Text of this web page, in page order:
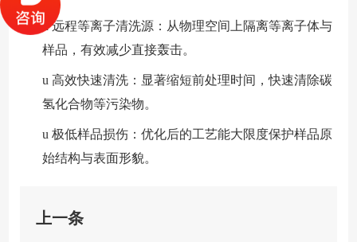
u 远程等离子清洗源：从物理空间上隔离等离子体与
样品，有效减少直接轰击。
u 高效快速清洗：显著缩短前处理时间，快速清除碳
氢化合物等污染物。
u 极低样品损伤：优化后的工艺能大限度保护样品原
始结构与表面形貌。
上一条